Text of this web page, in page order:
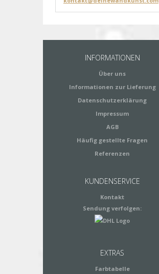
INFORMATIONEN
Über uns
Informationen zur Lieferung
Datenschutzerklärung
Impressum
AGB
Häufig gestellte Fragen
Referenzen
KUNDENSERVICE
Kontakt
Sendung verfolgen:
EXTRAS
Farbtabelle